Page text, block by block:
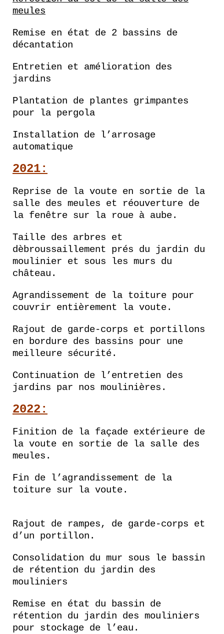
meules
Remise en état de 2 bassins de
décantation
Entretien et amélioration des
jardins
Plantation de plantes grimpantes
pour la pergola
Installation de l’arrosage
automatique
2021:
Reprise de la voute en sortie de la
salle des meules et réouverture de
la fenêtre sur la roue à aube.
Taille des arbres et
dèbroussaillement prés du jardin du
moulinier et sous les murs du
château.
Agrandissement de la toiture pour
couvrir entièrement la voute.
Rajout de garde-corps et portillons
en bordure des bassins pour une
meilleure sécurité.
Continuation de l’entretien des
jardins par nos moulinières.
2022:
Finition de la façade extérieure de
la voute en sortie de la salle des
meules.
Fin de l’agrandissement de la
toiture sur la voute.
Rajout de rampes, de garde-corps et
d’un portillon.
Consolidation du mur sous le bassin
de rétention du jardin des
mouliniers
Remise en état du bassin de
rétention du jardin des mouliniers
pour stockage de l’eau.